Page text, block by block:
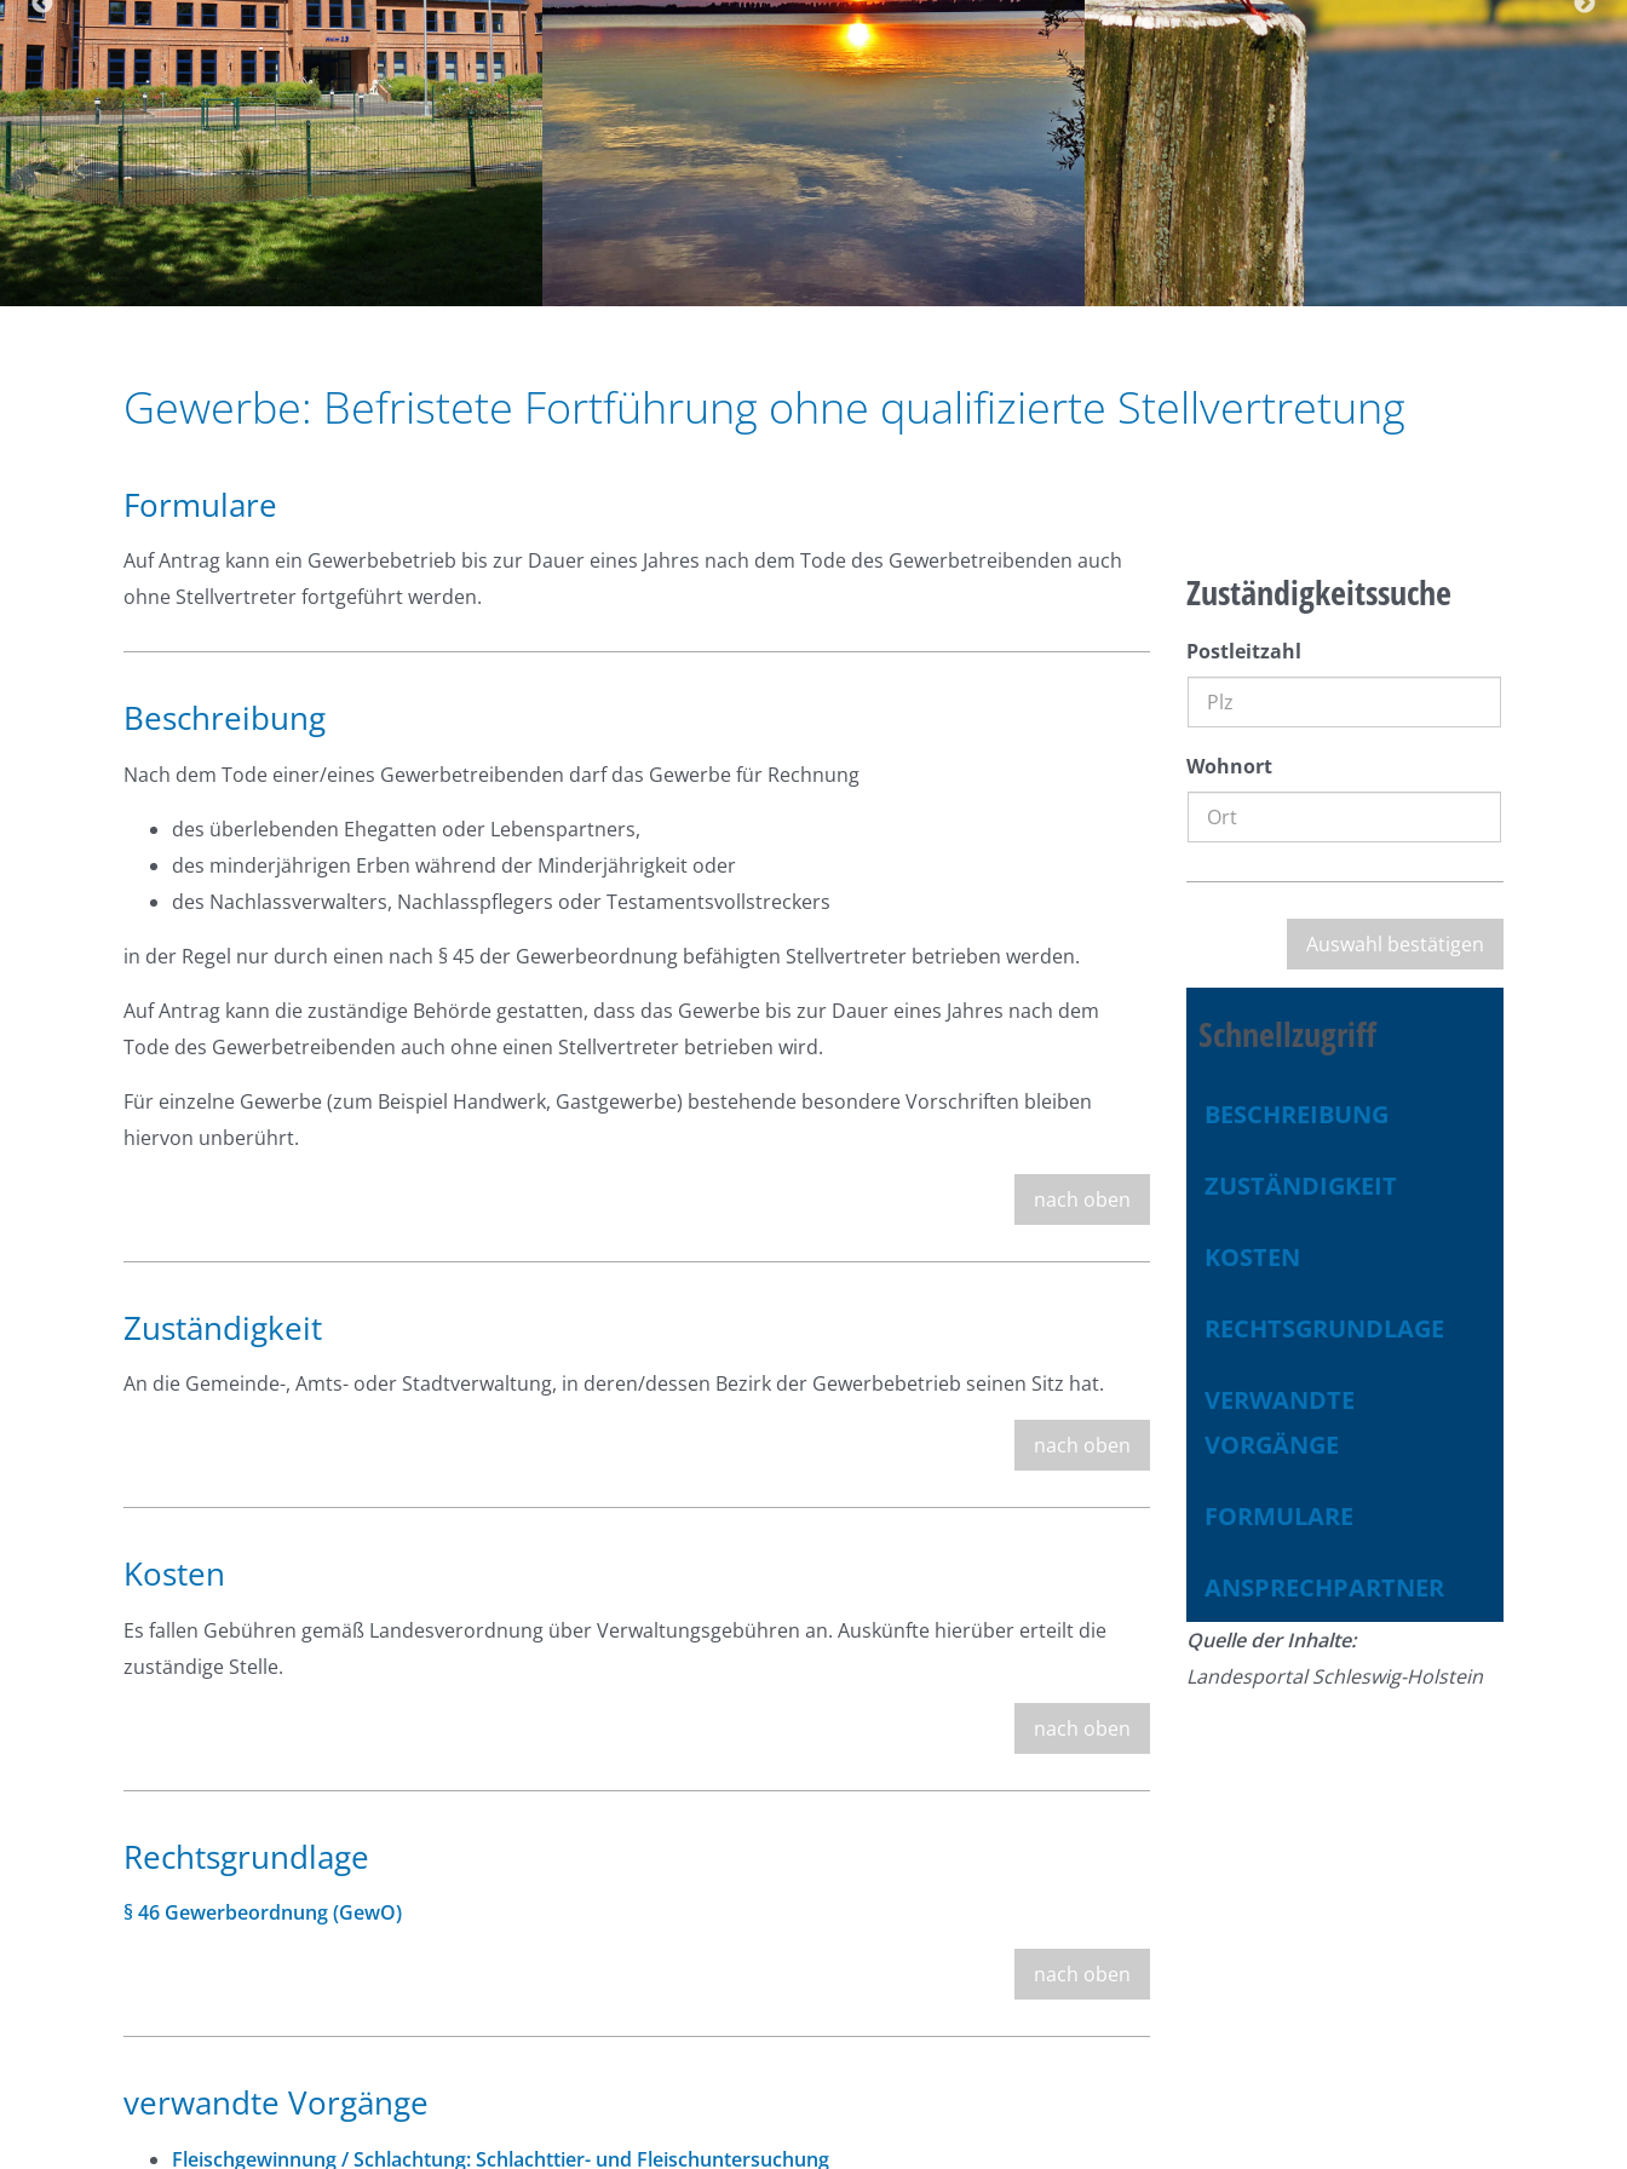
r
i
n
g
e
n
e
n
Gewerbe: Befristete Fortführung ohne qualifizierte Stellvertretung
Formulare
Zuständigkeitssuche
Postleitzahl
Wohnort
Schnellzugriff
BESCHREIBUNG
ZUSTÄNDIGKEIT
KOSTEN
RECHTSGRUNDLAGE
VERWANDTE
VORGÄNGE
FORMULARE
ANSPRECHPARTNER
Quelle der Inhalte:
Landesportal Schleswig-Holstein
Auf Antrag kann ein Gewerbebetrieb bis zur Dauer eines Jahres nach dem Tode des Gewerbetreibenden auch
ohne Stellvertreter fortgeführt werden.
Beschreibung
Nach dem Tode einer/eines Gewerbetreibenden darf das Gewerbe für Rechnung
des überlebenden Ehegatten oder Lebenspartners,
des minderjährigen Erben während der Minderjährigkeit oder
des Nachlassverwalters, Nachlasspflegers oder Testamentsvollstreckers
in der Regel nur durch einen nach § 45 der Gewerbeordnung befähigten Stellvertreter betrieben werden.
Auf Antrag kann die zuständige Behörde gestatten, dass das Gewerbe bis zur Dauer eines Jahres nach dem
Tode des Gewerbetreibenden auch ohne einen Stellvertreter betrieben wird.
Für einzelne Gewerbe (zum Beispiel Handwerk, Gastgewerbe) bestehende besondere Vorschriften bleiben
hiervon unberührt.
nach oben
Zuständigkeit
An die Gemeinde-, Amts- oder Stadtverwaltung, in deren/dessen Bezirk der Gewerbebetrieb seinen Sitz hat.
nach oben
Kosten
Es fallen Gebühren gemäß Landesverordnung über Verwaltungsgebühren an. Auskünfte hierüber erteilt die
zuständige Stelle.
nach oben
Rechtsgrundlage
§ 46 Gewerbeordnung (GewO)
nach oben
verwandte Vorgänge
Fleischgewinnung / Schlachtung: Schlachttier- und Fleischuntersuchung